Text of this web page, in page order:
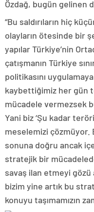
Özdağ, bugün gelinen
“Bu saldırıların hiç
olayların ötesinde bir
yapılar Türkiye’nin
çatışmanın Türkiye
politikasını
kaybettiğimiz her gün
mücadele vermezsek
Yani biz ‘Şu kadar
meselemizi çözmüyor.
sonuna doğru ancak
stratejik bir
savaş ilan etmeyi gözü
bizim yine artık bu
konuyu taşımamızın